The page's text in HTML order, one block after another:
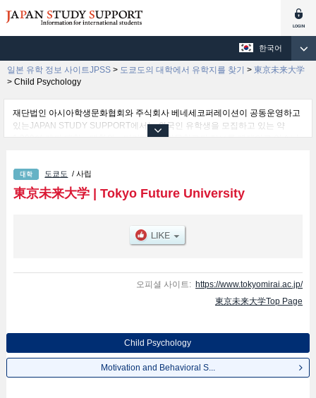
한국어
일본 유학 정보 사이트JPSS > 도쿄도의 대학에서 유학지를 찾기 > 東京未来大学
> Child Psychology
재단법인 아시아학생문화협회와 주식회사 베네세코퍼레이션이 공동운영하고
있는JAPAN STUDY SUPPORT에서는 외국인 유학생을 모집하고 있는 약
1,300여 개의 대학・대학원・단기대학・전문학교의 정보를 게재하고 있습니
Psychology 학부및Motivation and Behavioral Sciences 학부 등의 학부별 정
보, 모집정원과 합격자수 등의 입시정보, 시설안내, 교통정보 등 외국인 유학생
에게 유익하고 필요한 정보를 게재하고 있으므로 많이 이용해 주시기 바랍니
도쿄도 / 사립
東京未来大学| Tokyo Future University
오피셜 사이트: https://www.tokyomirai.ac.jp/
東京未来大学Top Page
Child Psychology
Motivation and Behavioral S...